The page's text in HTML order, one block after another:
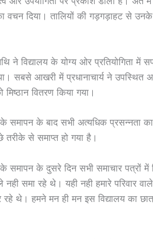
वचन दिया। तालियों की गड़गड़ाहट से
ने विद्यालय के योग्य ओर प्रतियोगिता में
सबसे आखरी में प्रधानाचार्य ने उपस्थित
वितरण किया गया।
के समापन के बाद सभी अत्यधिक
तरीके से समाप्त हो गया है।
के समापन के दुसरे दिन सभी समाचार पत्रों
समा रहे थे। यही नही हमारे परिवार
रहे थे। हमने मन ही मन इस विद्यालय का